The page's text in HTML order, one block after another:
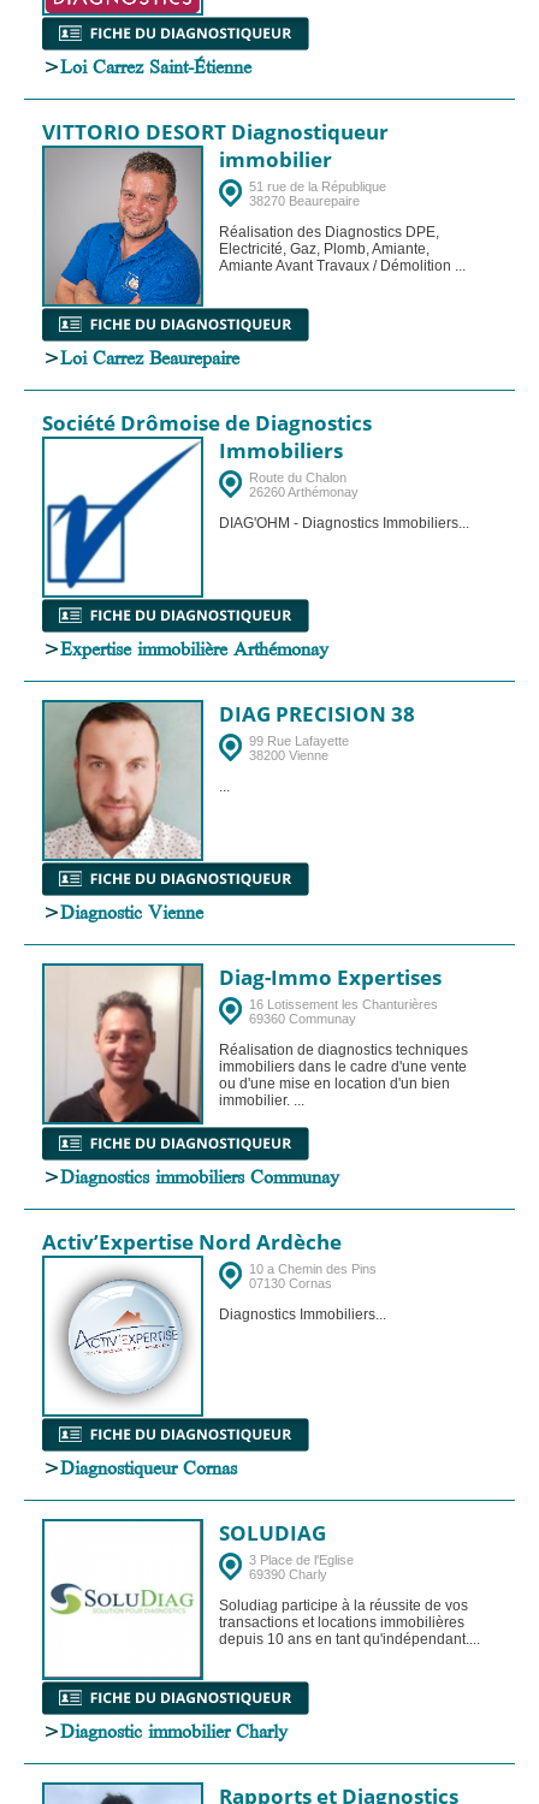
>Loi Carrez Saint-Étienne
VITTORIO DESORT Diagnostiqueur
immobilier
51 rue de la République
38270 Beaurepaire
Réalisation des Diagnostics DPE,
Electricité, Gaz, Plomb, Amiante,
Amiante Avant Travaux / Démolition ...
>Loi Carrez Beaurepaire
Société Drômoise de Diagnostics
Immobiliers
Route du Chalon
26260 Arthémonay
DIAG'OHM - Diagnostics Immobiliers...
>Expertise immobilière Arthémonay
DIAG PRECISION 38
99 Rue Lafayette
38200 Vienne
...
>Diagnostic Vienne
Diag-Immo Expertises
16 Lotissement les Chanturières
69360 Communay
Réalisation de diagnostics techniques
immobiliers dans le cadre d'une vente
ou d'une mise en location d'un bien
immobilier. ...
>Diagnostics immobiliers Communay
Activ’Expertise Nord Ardèche
10 a Chemin des Pins
07130 Cornas
Diagnostics Immobiliers...
>Diagnostiqueur Cornas
SOLUDIAG
3 Place de l'Eglise
69390 Charly
Soludiag participe à la réussite de vos
transactions et locations immobilières
depuis 10 ans en tant qu'indépendant....
>Diagnostic immobilier Charly
Rapports et Diagnostics